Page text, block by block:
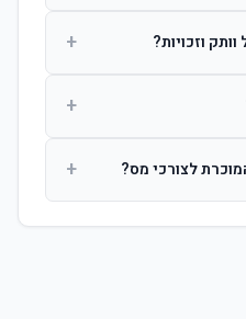
למשוך פטור ממס עד לתקרה
וזכויות? +
ההפקדה הראשונה.
+
לצורכי מס? +